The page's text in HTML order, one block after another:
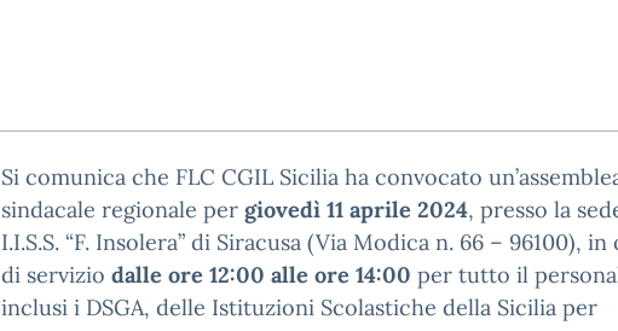
Si comunica che FLC CGIL Sicilia ha convocato
sindacale regionale per giovedì 11 aprile 2024, presso la
I.I.S.S. “F. Insolera” di Siracusa (Via Modica n. 66 – 96100),
di servizio dalle ore 12:00 alle ore 14:00 per tutto il
inclusi i DSGA, delle Istituzioni Scolastiche della Sicilia per